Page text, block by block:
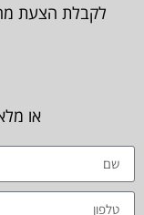
לקבלת הצעת
או